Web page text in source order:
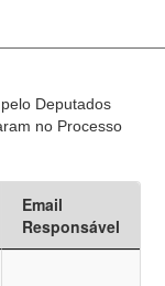
Deputados
no Processo
Email
Responsável